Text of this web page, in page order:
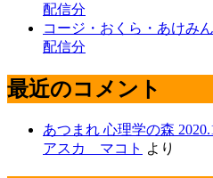
配信分
コージ・おくら・あけみ
配信分
最近のコメント
あつまれ 心理学の森
アスカ マコト より